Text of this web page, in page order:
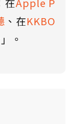
在Apple P
、在KKBO
。